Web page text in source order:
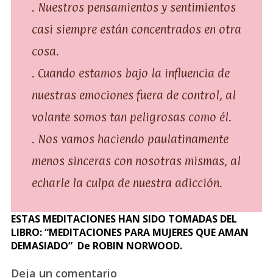
. Nuestros pensamientos y sentimientos
casi siempre están concentrados en otra
cosa.
. Cuando estamos bajo la influencia de
nuestras emociones fuera de control, al
volante somos tan peligrosas como él.
. Nos vamos haciendo paulatinamente
menos sinceras con nosotras mismas, al
echarle la culpa de nuestra adicción.
ESTAS MEDITACIONES HAN SIDO TOMADAS DEL
LIBRO: “MEDITACIONES PARA MUJERES QUE AMAN
DEMASIADO” De ROBIN NORWOOD.
Deja un comentario